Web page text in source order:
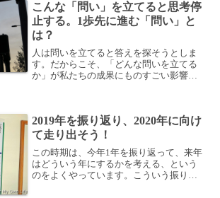
作りましたので...
こんな「問い」を立てると思考停
止する。1歩先に進む「問い」と
は？
人は問いを立てると答えを探そうとしま
す。だからこそ、「どんな問いを立てる
か」が私たちの成果にものすごい影響を
つ問いを立てられているで...
2019年を振り返り、2020年に向け
て走り出そう！
この時期は、今年1年を振り返って、来年
はどういう年にするかを考える、という
のをよくやっています。こういう振り返